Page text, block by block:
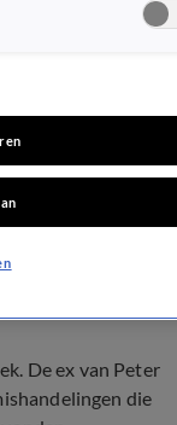
De ex van Peter
die